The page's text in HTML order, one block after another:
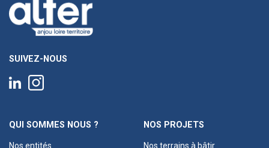
SUIVEZ-NOUS
QUI SOMMES NOUS ?
Nos entités
NOS PROJETS
Nos terrains à bâtir